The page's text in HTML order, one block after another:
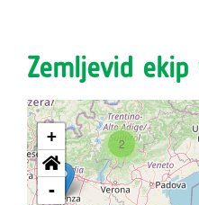
Zemljevid ekip
2
+
-